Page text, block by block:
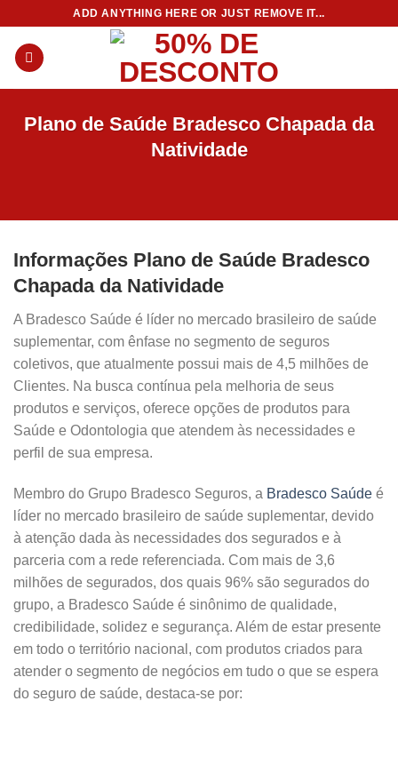
content
ADD ANYTHING HERE OR JUST REMOVE IT...
Plano de Saúde Bradesco Chapada da
Natividade
Informações Plano de Saúde Bradesco
Chapada da Natividade
A Bradesco Saúde é líder no mercado brasileiro de saúde
suplementar, com ênfase no segmento de seguros
coletivos, que atualmente possui mais de 4,5 milhões de
Clientes. Na busca contínua pela melhoria de seus
produtos e serviços, oferece opções de produtos para
Saúde e Odontologia que atendem às necessidades e
perfil de sua empresa.
Membro do Grupo Bradesco Seguros, a Bradesco Saúde é
líder no mercado brasileiro de saúde suplementar, devido
à atenção dada às necessidades dos segurados e à
parceria com a rede referenciada. Com mais de 3,6
milhões de segurados, dos quais 96% são segurados do
grupo, a Bradesco Saúde é sinônimo de qualidade,
credibilidade, solidez e segurança. Além de estar presente
em todo o território nacional, com produtos criados para
atender o segmento de negócios em tudo o que se espera
do seguro de saúde, destaca-se por: